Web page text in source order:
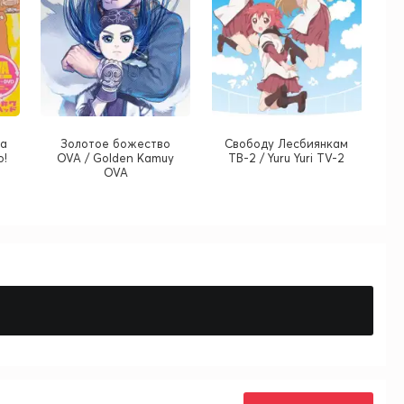
Золотое божество
OVA / Golden Kamuy
OVA
Cвободу Лесбиянкам
ТВ-2 / Yuru Yuri TV-2